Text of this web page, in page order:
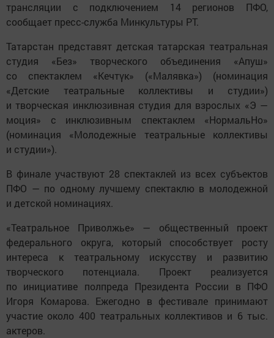
трансляции с подключением 14 регионов ПФО,
сообщает пресс-служба Минкультуры РТ.
Татарстан представят детская татарская театральная
студия «Без» творческого объединения «Апуш»
со спектаклем «Кечтүк» («Малявка») (номинация
«Детские театральные коллективы и студии»)
и творческая инклюзивная студия для взрослых «Э —
моция» с инклюзивным спектаклем «НормальНо»
(номинация «Молодежные театральные коллективы
и студии»).
В финале участвуют 28 спектаклей из всех субъектов
ПФО — по одному лучшему спектаклю в молодежной
и детской номинациях.
«Театральное Приволжье» — общественный проект
федерального округа, который способствует росту
интереса к театральному искусству и развитию
творческого потенциала. Проект реализуется
по инициативе полпреда Президента России в ПФО
Игоря Комарова. Ежегодно в фестивале принимают
участие около 400 театральных коллективов и 6 тыс.
актеров.